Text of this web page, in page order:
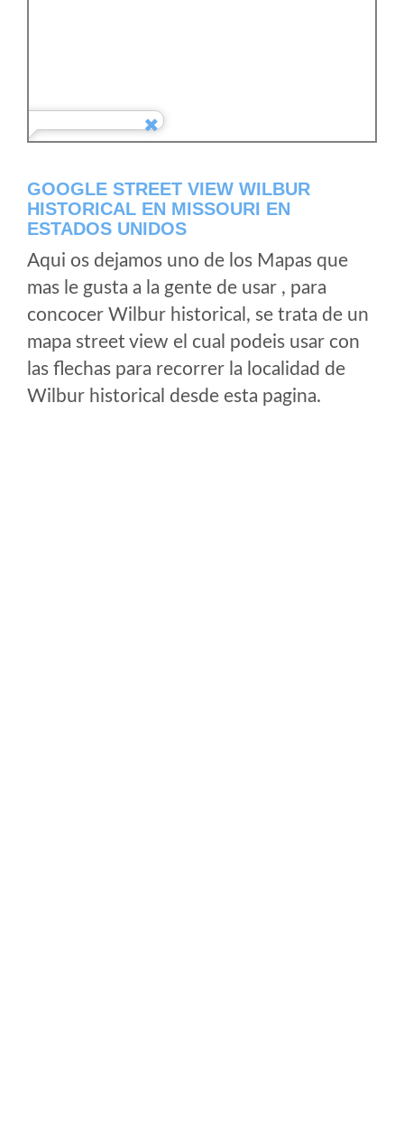
GOOGLE STREET VIEW WILBUR
HISTORICAL EN MISSOURI EN
ESTADOS UNIDOS
Aqui os dejamos uno de los Mapas que
mas le gusta a la gente de usar , para
concocer Wilbur historical, se trata de un
mapa street view el cual podeis usar con
las flechas para recorrer la localidad de
Wilbur historical desde esta pagina.